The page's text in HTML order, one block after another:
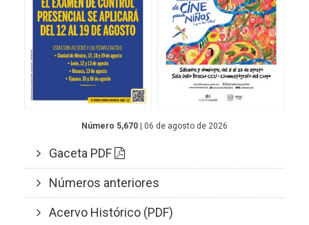
Número 5,670 | 06 de agosto de 2026
Gaceta PDF
Números anteriores
Acervo Histórico (PDF)